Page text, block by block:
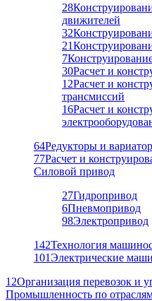
28
движителей
32
21
7
30Расчет и
12Расчет и
трансмиссий
16Расчет и
64Редукторы и
77Расчет и
Силовой привод
27Гидропривод
6Пневмопривод
98Электропривод
142Технология
101Электрические
12Организация перевозок и
Промышленность по